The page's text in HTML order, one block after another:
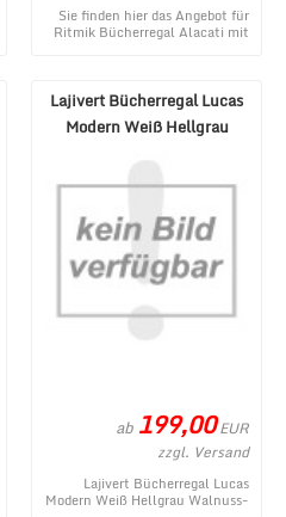
Sie finden hier das Angebot für
Ritmik Bücherregal Alacati mit
Lajivert Bücherregal Lucas
Modern Weiß Hellgrau
ab 199,00EUR
zzgl. Versand
Lajivert Bücherregal Lucas
Modern Weiß Hellgrau Walnuss-